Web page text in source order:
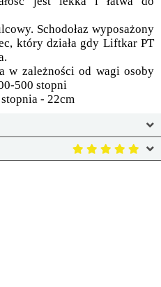
Schodołaz wyposażony
który działa gdy Liftkar PT
w zależności od wagi osoby
500 stopni
- 22cm